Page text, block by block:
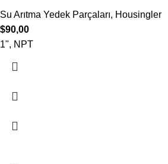
Su Arıtma Yedek Parçaları, Housingler
$90,00
1", NPT